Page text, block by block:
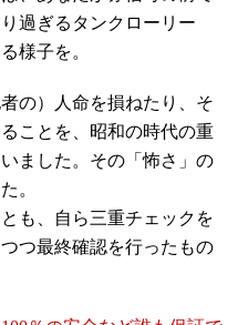
過ぎるタンクローリー
様子を。
の）人命を損ねたり、そ
ことを、昭和の時代の重
ました。その「怖さ」の
。
も、自ら三重チェックを
つ最終確認を行ったもの